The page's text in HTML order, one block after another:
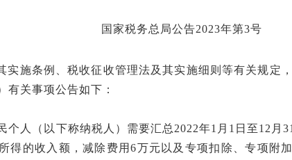
国家税务总局公告2023年第3号
实施条例、税收征收管理法及其实施细则等有关规定
有关事项公告如下：
个人（以下称纳税人）需要汇总2022年1月1日至12月
得的收入额，减除费用6万元以及专项扣除、专项附